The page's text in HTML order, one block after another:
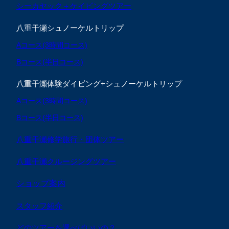
シーカヤック＋ケイビングツアー
八重干瀬シュノーケルトリップ
Aコース(3時間コース)
Bコース(半日コース)
八重干瀬体験ダイビング+シュノーケルトリップ
Aコース(3時間コース)
Bコース(半日コース)
八重干瀬修学旅行・団体ツアー
八重干瀬クルージングツアー
ショップ案内
スタッフ紹介